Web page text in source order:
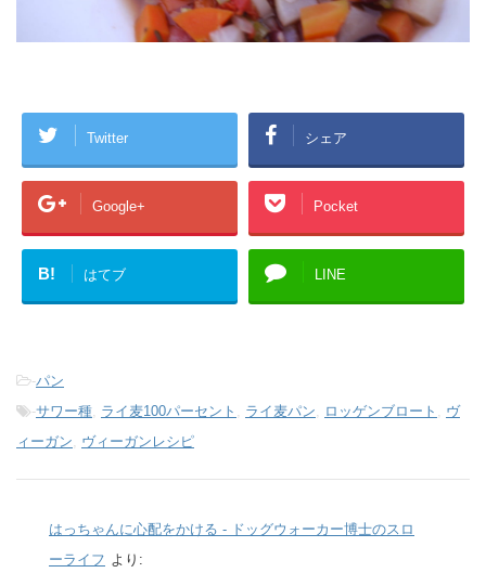
Twitter シェア
Google+ Pocket
B! はてブ LINE
-パン
-サワー種 ライ麦100パーセント ライ麦パン ロッゲンブロート
ヴ
ィーガン
ヴィーガンレシピ
はっちゃんに心配をかける - ドッグウォーカー博士のスロ
ーライフ より: